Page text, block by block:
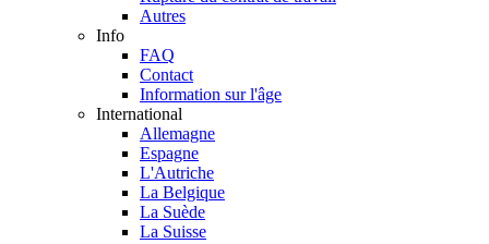
Autres
Info
FAQ
Contact
Information sur l'âge
International
Allemagne
Espagne
L'Autriche
La Belgique
La Suède
La Suisse